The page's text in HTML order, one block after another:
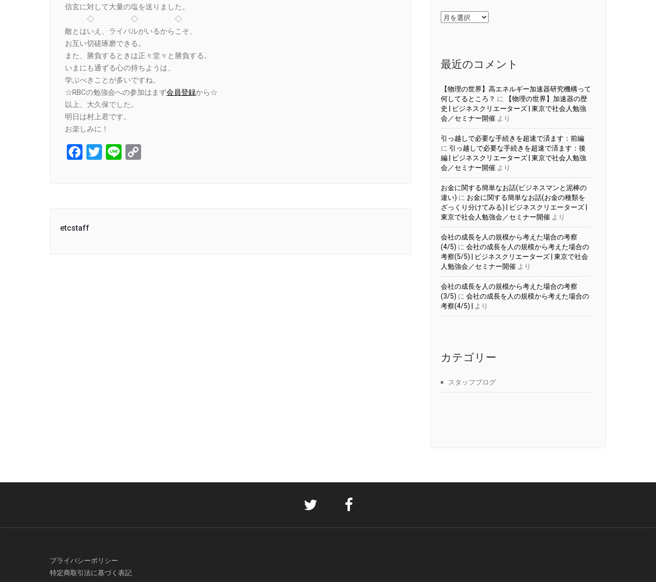
信玄に対して大量の塩を送りました。
◇ ◇ ◇
敵とはいえ、ライバルがいるからこそ、
お互い切磋琢磨できる。
また、勝負するときは正々堂々と勝負する。
いまにも通ずる心の持ちようは、
学ぶべきことが多いですね。
☆RBCの勉強会への参加はまず会員登録から☆
以上、大久保でした。
明日は村上君です。
お楽しみに！
Facebook
Twitter
Line
etcstaff
ア
ー
最近のコメント
【物理の世界】高エネルギー加速器研究機構って
何してるところ？ に
【物理の世界】加速器の歴
史 | ビジネスクリエーターズ | 東京で社会人勉強
会／セミナー開催 より
引っ越しで必要な手続きを超速で済ます：前編
に 引っ越しで必要な手続きを超速で済ます：後
編 | ビジネスクリエーターズ | 東京で社会人勉強
会／セミナー開催 より
お金に関する簡単なお話(ビジネスマンと泥棒の
違い) に お金に関する簡単なお話(お金の種類を
ざっくり分けてみる) | ビジネスクリエーターズ |
東京で社会人勉強会／セミナー開催 より
会社の成長を人の規模から考えた場合の考察
(4/5) に 会社の成長を人の規模から考えた場合の
考察(5/5) | ビジネスクリエーターズ | 東京で社会
人勉強会／セミナー開催 より
会社の成長を人の規模から考えた場合の考察
(3/5) に 会社の成長を人の規模から考えた場合の
考察(4/5) |
より
カテゴリー
スタッフブログ
プライバシーポリシー
特定商取引法に基づく表記